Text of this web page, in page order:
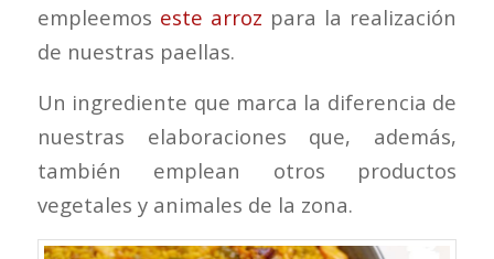
empleemos este arroz para la realización
de nuestras paellas.
Un ingrediente que marca la diferencia de
nuestras elaboraciones que, además,
también emplean otros productos
vegetales y animales de la zona.